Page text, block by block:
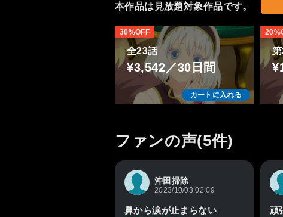
本作品は見放題対象作品です。
全23話
¥3,542／30日間
カートに入れる
30%OFF
ファンの声(5件)
沖田掃除
2023/10/03 02:09
鼻から涙が止まらない 頑